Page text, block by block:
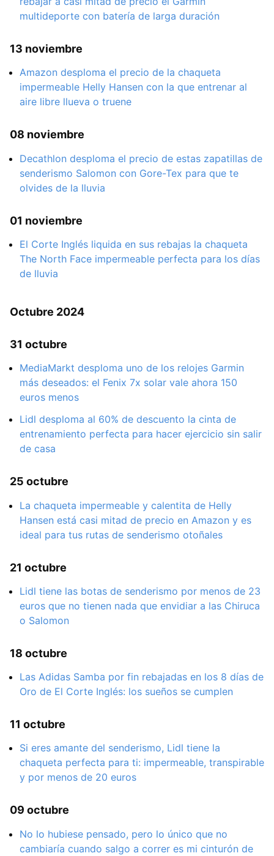
multideporte con batería de larga duración
13 noviembre
Amazon desploma el precio de la chaqueta
impermeable Helly Hansen con la que entrenar al
aire libre llueva o truene
08 noviembre
Decathlon desploma el precio de estas zapatillas de
senderismo Salomon con Gore-Tex para que te
olvides de la lluvia
01 noviembre
El Corte Inglés liquida en sus rebajas la chaqueta
The North Face impermeable perfecta para los días
de lluvia
Octubre 2024
31 octubre
MediaMarkt desploma uno de los relojes Garmin
más deseados: el Fenix 7x solar vale ahora 150
euros menos
Lidl desploma al 60% de descuento la cinta de
entrenamiento perfecta para hacer ejercicio sin salir
de casa
25 octubre
La chaqueta impermeable y calentita de Helly
Hansen está casi mitad de precio en Amazon y es
ideal para tus rutas de senderismo otoñales
21 octubre
Lidl tiene las botas de senderismo por menos de 23
euros que no tienen nada que envidiar a las Chiruca
o Salomon
18 octubre
Las Adidas Samba por fin rebajadas en los 8 días de
Oro de El Corte Inglés: los sueños se cumplen
11 octubre
Si eres amante del senderismo, Lidl tiene la
chaqueta perfecta para ti: impermeable, transpirable
y por menos de 20 euros
09 octubre
No lo hubiese pensado, pero lo único que no
cambiaría cuando salgo a correr es mi cinturón de